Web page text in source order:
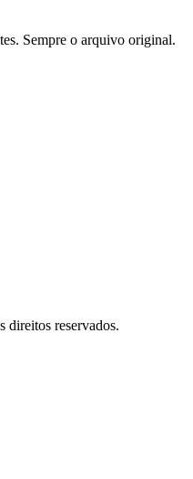
Sempre o arquivo original.
direitos reservados.